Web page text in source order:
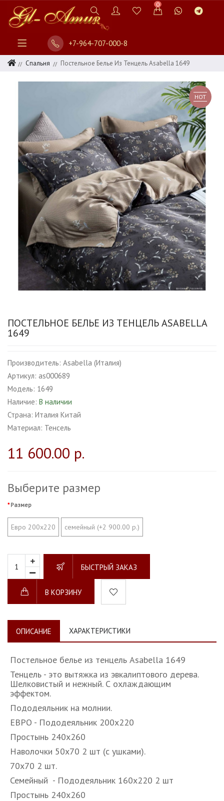
0
+7-964-707-000-8
Спальня Постельное Белье Из Тенцель Asabella 1649
HOT
ПОСТЕЛЬНОЕ БЕЛЬЕ ИЗ ТЕНЦЕЛЬ ASABELLA
1649
Производитель: Asabella (Италия)
Артикул: as000689
Модель: 1649
Наличие: В наличии
Страна: Италия Китай
Материал: Тенсель
11 600.00 р.
Выберите размер
Размер
Евро 200х220 семейный (+2 900.00 р.)
БЫСТРЫЙ ЗАКАЗ
В КОРЗИНУ
ОПИСАНИЕ ХАРАКТЕРИСТИКИ
Постельное белье из тенцель Asabella 1649
Тенцель - это вытяжка из эвкалиптового дерева.
Шелковистый и нежный. С охлаждающим
эффектом.
Пододеяльник на молнии.
ЕВРО - Пододеяльник 200х220
Простынь 240х260
Наволочки 50х70 2 шт (с ушками).
70х70 2 шт.
Семейный - Пододеяльник 160х220 2 шт
Простынь 240х260